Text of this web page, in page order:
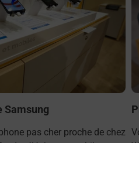
Samsung
pas cher proche de chez
de téléphones mobiles